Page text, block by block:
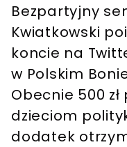
Bezpartyjny
Kwiatkowski
koncie na
w Polskim
Obecnie 500 zł
dzieciom
dodatek